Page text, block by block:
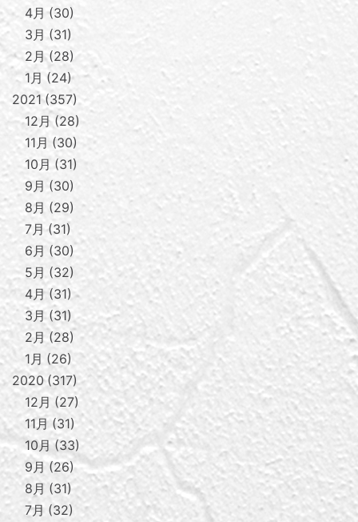
4月
30
3月
31
2月 28
1月
24
2021 357
12月 28
11月
30
10月 31
9月
30
8月
29
7月
31
6月
30
5月
32
4月 31
3月 31
2月
28
1月
26
2020 317
12月
27
11月 31
10月 33
9月
26
8月
31
7月 32